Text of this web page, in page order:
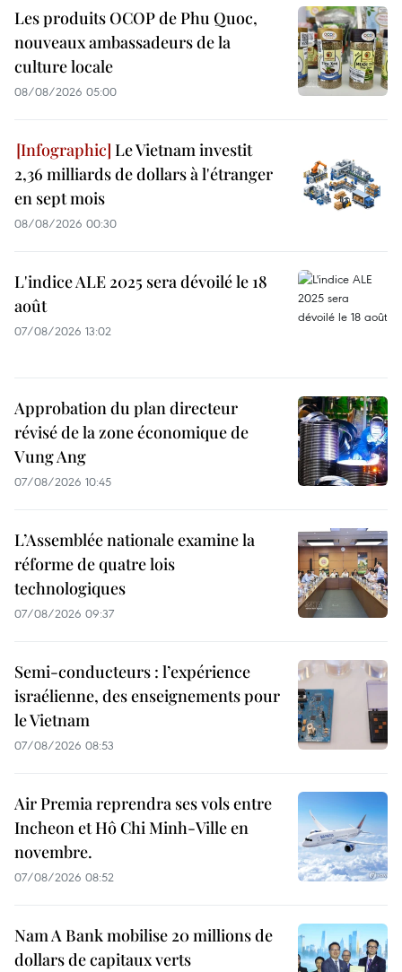
Les produits OCOP de Phu Quoc,
nouveaux ambassadeurs de la
culture locale
08/08/2026 05:00
Le Vietnam investit
2,36 milliards de dollars à l'étranger
en sept mois
08/08/2026 00:30
L'indice ALE 2025 sera dévoilé le 18
août
07/08/2026 13:02
Approbation du plan directeur
révisé de la zone économique de
Vung Ang
07/08/2026 10:45
L’Assemblée nationale examine la
réforme de quatre lois
technologiques
07/08/2026 09:37
Semi-conducteurs : l’expérience
israélienne, des enseignements pour
le Vietnam
07/08/2026 08:53
Air Premia reprendra ses vols entre
Incheon et Hô Chi Minh-Ville en
novembre.
07/08/2026 08:52
Nam A Bank mobilise 20 millions de
dollars de capitaux verts